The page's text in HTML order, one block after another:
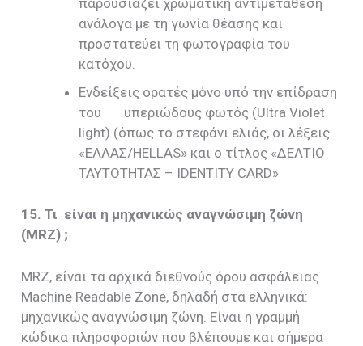
παρουσιάζει χρωματική αντιμετάθεση
ανάλογα με τη γωνία θέασης και
προστατεύει τη φωτογραφία του
κατόχου.
Ενδείξεις ορατές μόνο υπό την επίδραση
του υπεριώδους φωτός (Ultra Violet
light) (όπως το στεφάνι ελιάς, οι λέξεις
«ΕΛΛΑΣ/HELLAS» και ο τίτλος «ΔΕΛΤΙΟ
ΤΑΥΤΟΤΗΤΑΣ – IDENTITY CARD»
15. Τι είναι η μηχανικώς αναγνώσιμη ζώνη
(MRZ) ;
MRZ, είναι τα αρχικά διεθνούς όρου ασφάλειας
Machine Readable Zone, δηλαδή στα ελληνικά:
μηχανικώς αναγνώσιμη ζώνη. Είναι η γραμμή
κώδικα πληροφοριών που βλέπουμε και σήμερα